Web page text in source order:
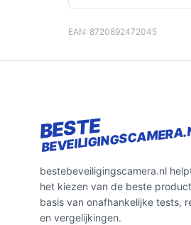
EAN: 8720892472045
BESTE
bestebeveiligingscamera.nl
het kiezen van de beste
basis van onafhankelijke tests,
en vergelijkingen.